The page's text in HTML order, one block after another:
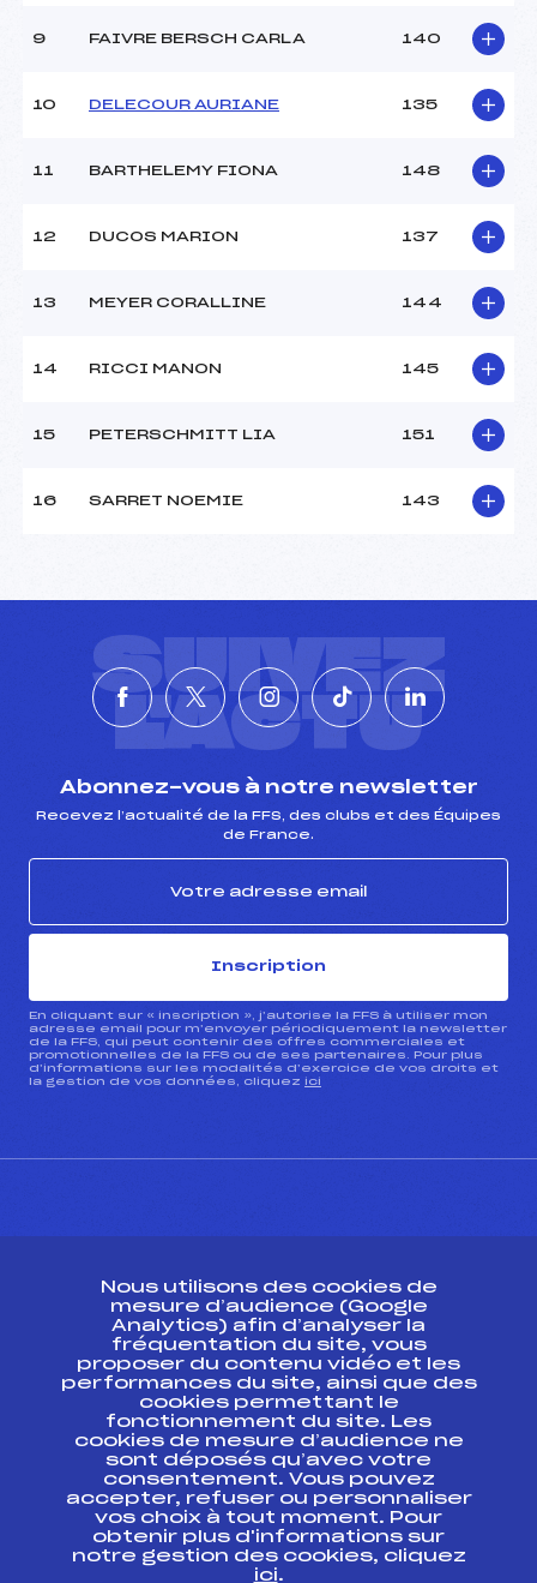
9 FAIVRE BERSCH CARLA 140
10 DELECOUR AURIANE 135
11 BARTHELEMY FIONA 148
12 DUCOS MARION 137
13 MEYER CORALLINE 144
14 RICCI MANON 145
15 PETERSCHMITT LIA 151
16 SARRET NOEMIE 143
SUIVEZ
L'ACTU
Abonnez-vous à notre newsletter
Recevez l’actualité de la FFS, des clubs et des Équipes
de France.
Inscription
En cliquant sur « inscription », j’autorise la FFS à utiliser mon
adresse email pour m’envoyer périodiquement la newsletter
de la FFS, qui peut contenir des offres commerciales et
promotionnelles de la FFS ou de ses partenaires. Pour plus
d’informations sur les modalités d’exercice de vos droits et
la gestion de vos données, cliquez ici
Ressources
Pass’Neige
Projet sportif fédéral
Projet de performance fédéral
Antidopage
Pôle Développement, Formation, Suivi
Scientifique
Listes ministérielles
Pôle vie de l’athlète
Nous utilisons des cookies de
mesure d’audience (Google
Analytics) afin d’analyser la
fréquentation du site, vous
proposer du contenu vidéo et les
performances du site, ainsi que des
cookies permettant le
fonctionnement du site. Les
cookies de mesure d’audience ne
sont déposés qu’avec votre
consentement. Vous pouvez
accepter, refuser ou personnaliser
vos choix à tout moment. Pour
obtenir plus d'informations sur
notre gestion des cookies, cliquez
ici.